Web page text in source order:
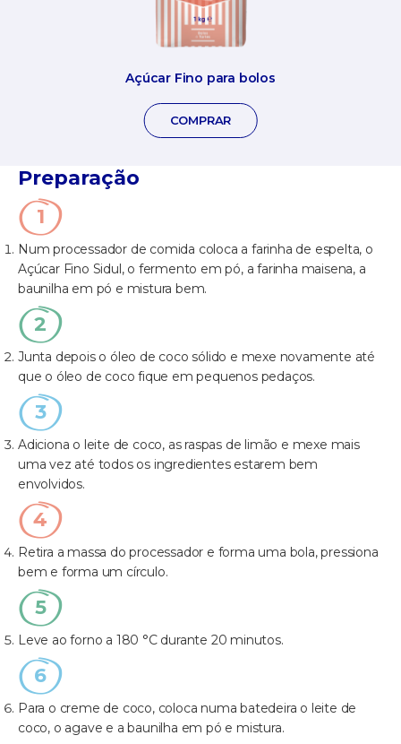
Açúcar Fino para bolos
COMPRAR
Preparação
Num processador de comida coloca a farinha de espelta, o
Açúcar Fino Sidul, o fermento em pó, a farinha maisena, a
baunilha em pó e mistura bem.
Junta depois o óleo de coco sólido e mexe novamente até
que o óleo de coco fique em pequenos pedaços.
Adiciona o leite de coco, as raspas de limão e mexe mais
uma vez até todos os ingredientes estarem bem
envolvidos.
Retira a massa do processador e forma uma bola, pressiona
bem e forma um círculo.
Leve ao forno a 180 °C durante 20 minutos.
Para o creme de coco, coloca numa batedeira o leite de
coco, o agave e a baunilha em pó e mistura.